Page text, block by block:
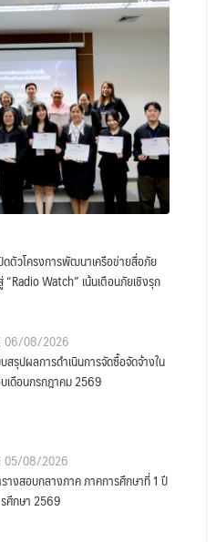
ดตัวโครงการพัฒนาเครือข่ายสื่อภัย
Watch” เน้นเตือนภัยเชิงรุก
06/08/2026
สรุปผลการดำเนินการจัดซื้อจัดจ้างใน
เดือนกรกฎาคม 2569
05/08/2026
างสอบกลางภาค ภาคการศึกษาที่ 1 ปี
ศึกษา 2569